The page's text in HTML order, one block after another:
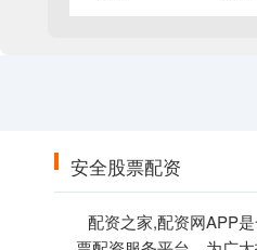
安全股票配资
配资之家,配资网APP